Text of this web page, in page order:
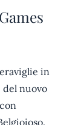
in
nuovo